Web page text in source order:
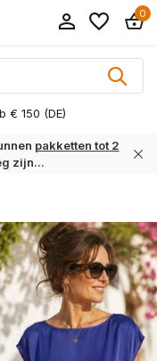
0
€ 150 (DE)
pakketten tot 2
zijn...